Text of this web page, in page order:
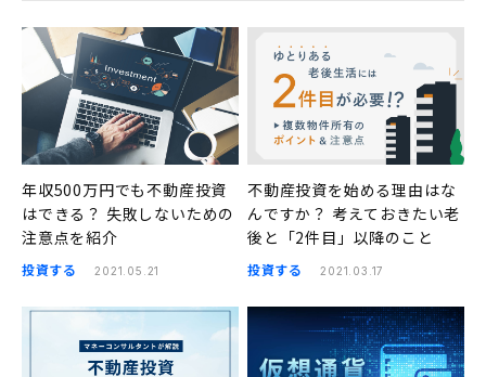
年収500万円でも不動産投資
はできる？ 失敗しないための
注意点を紹介
投資する 2021.05.21
不動産投資を始める理由はな
んですか？ 考えておきたい老
後と「2件目」以降のこと
投資する 2021.03.17